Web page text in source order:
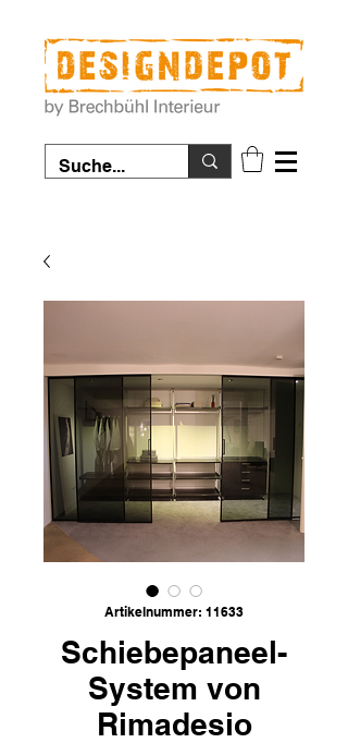
Artikelnummer: 11633
Schiebepaneel-
System von
Rimadesio